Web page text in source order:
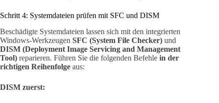
Schritt 4: Systemdateien prüfen mit SFC und DISM
Beschädigte Systemdateien lassen sich mit den integrierten
Windows-Werkzeugen SFC (System File Checker) und
DISM (Deployment Image Servicing and Management
Tool) reparieren. Führen Sie die folgenden Befehle in der
richtigen Reihenfolge aus:
DISM zuerst: